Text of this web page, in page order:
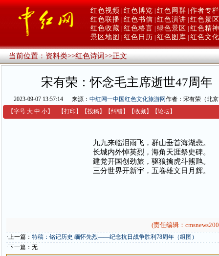
红色视频 红色博览 红色网群 作者专栏
红色联播 红色书信 红色演讲 红色景区
红色收藏 红色格言 绿色景区
红色精神
景区地图
红色日历 红色图库 红色文化
当前位置：资料类>>红色诗词>>正文
宋有荣：怀念毛主席逝世47周年
2023-09-07 13:57:14 来源： 中红网一中国红色文化旅游网作者：宋有荣（北
【字号 大 中 小】 【打印 】 【投稿】 【纠错】 【收藏】 【论坛】
九九来临泪雨飞，群山垂首海湖悲。
长城内外悼英烈，海角天涯祭史碑。
建党开国创劲旅，驱狼擒虎斗熊虺。
三分世界开新宇，五卷雄文日月辉。
(责任编辑：
·上一篇： 特稿：铭记历史 缅怀先烈——纪念抗日战争胜利78周年（组图）
·下一篇：无